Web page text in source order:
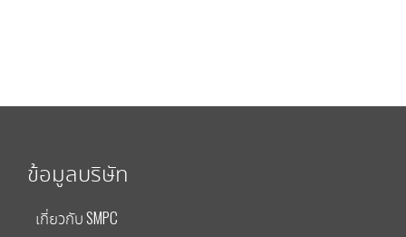
ข้อมูลบริษัท
เกี่ยวกับ SMPC